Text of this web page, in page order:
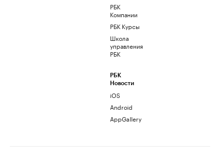
РБК
Компании
РБК Курсы
Школа
управления
РБК
РБК
Новости
iOS
Android
AppGallery